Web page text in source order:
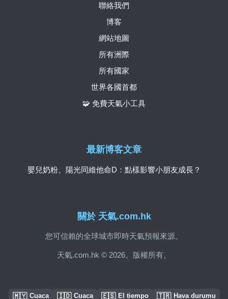
關於 天氣.com.hk
您可信賴的全球城市即時天氣預報來源。
天氣.com.hk © 2026。版權所有。
聯絡我們
博客
網站地圖
所有洲際
所有國家
世界各國首都
🧩 免費天氣小工具
最新博客文章
嬰兒奶粉、陽光同維他命D：點樣影響小朋友成長？
🇲🇾 Cuaca 🇮🇩 Cuaca 🇪🇸 El tiempo 🇹🇷 Hava durumu